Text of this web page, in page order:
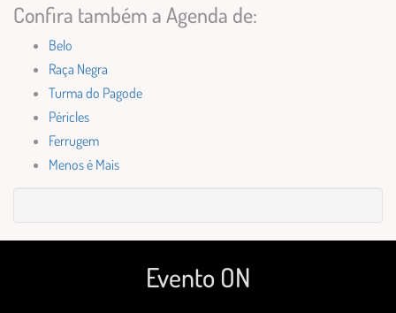
Confira também a Agenda de:
Belo
Raça Negra
Turma do Pagode
Péricles
Ferrugem
Menos é Mais
Evento ON